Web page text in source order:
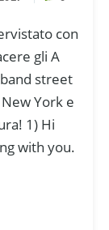
con
gli A
street
York e
1) Hi
with you.